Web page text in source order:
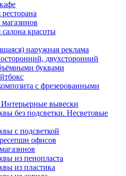
красоты
наружная реклама
двухсторонний
буквами
с фрезерованными
вывески
без подсветки. Несветовые
с подсветкой
офисов
из пенопласта
из пластика